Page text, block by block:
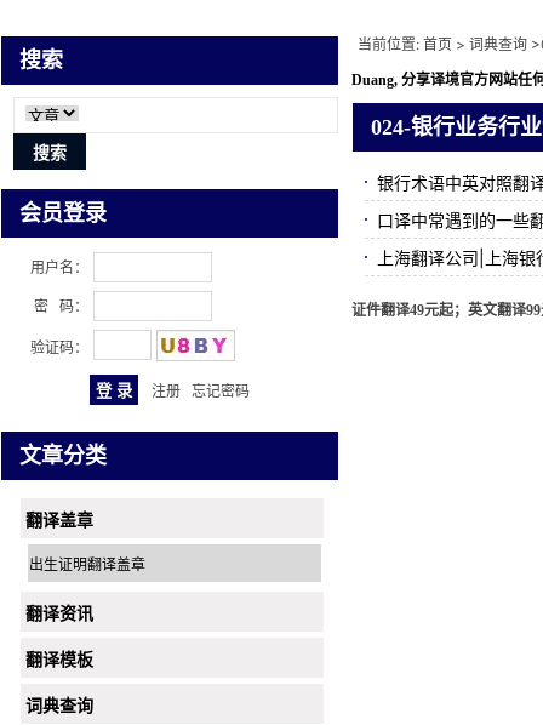
搜索
会员登录
用户名：
密 码：
验证码：
注册 忘记密码
文章分类
翻译盖章
出生证明翻译盖章
翻译资讯
翻译模板
词典查询
当前位置: 首页 > 词典查询 >
Duang, 分享译境官方网站任
024-银行业务行
银行术语中英对照翻
口译中常遇到的一些
上海翻译公司|上海
证件翻译49元起；英文翻译